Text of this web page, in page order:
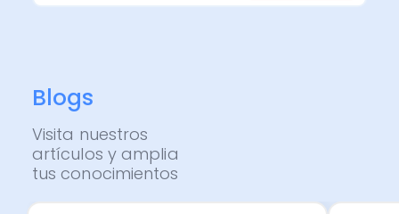
Autores
Blogs
Visita nuestros
artículos y amplia
tus conocimientos